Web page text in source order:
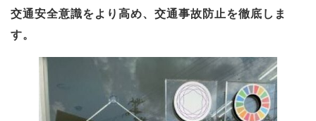
交通安全意識をより高め、交通事故防止を徹底しま
す。